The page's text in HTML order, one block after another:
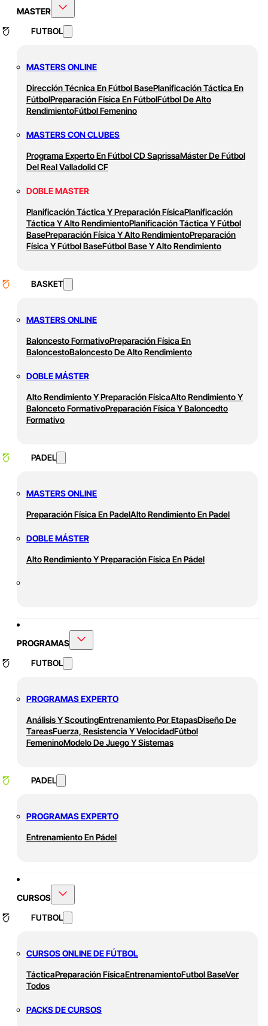
MASTER
FUTBOL
MASTERS ONLINE
Dirección Técnica En Fútbol BasePlanificación Táctica En
FútbolPreparación Física En FútbolFútbol De Alto
RendimientoFútbol Femenino
MASTERS CON CLUBES
Programa Experto En Fútbol CD SaprissaMáster De Fútbol
Del Real Valladolid CF
DOBLE MASTER
Planificación Táctica Y Preparación FísicaPlanificación
Táctica Y Alto RendimientoPlanificación Táctica Y Fútbol
BasePreparación Física Y Alto RendimientoPreparación
Física Y Fútbol BaseFútbol Base Y Alto Rendimiento
BASKET
MASTERS ONLINE
Baloncesto FormativoPreparación Física En
BaloncestoBaloncesto De Alto Rendimiento
DOBLE MÁSTER
Alto Rendimiento Y Preparación FísicaAlto Rendimiento Y
Balonceto FormativoPreparación Física Y Baloncedto
Formativo
PADEL
MASTERS ONLINE
Preparación Física En PadelAlto Rendimiento En Padel
DOBLE MÁSTER
Alto Rendimiento Y Preparación Física En Pádel
PROGRAMAS
FUTBOL
PROGRAMAS EXPERTO
Análisis Y ScoutingEntrenamiento Por EtapasDiseño De
TareasFuerza, Resistencia Y VelocidadFútbol
FemeninoModelo De Juego Y Sistemas
PADEL
PROGRAMAS EXPERTO
Entrenamiento En Pádel
CURSOS
FUTBOL
CURSOS ONLINE DE FÚTBOL
TácticaPreparación FísicaEntrenamientoFutbol BaseVer
Todos
PACKS DE CURSOS